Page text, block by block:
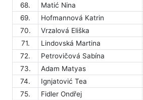
68.
Matić Nina
69.
Hofmannová Katrin
70.
Vrzalová Eliška
71.
Lindovská Martina
72.
Petrovičová Sabína
73.
Adam Matyas
74.
Ignjatović Tea
75.
Fidler Ondřej